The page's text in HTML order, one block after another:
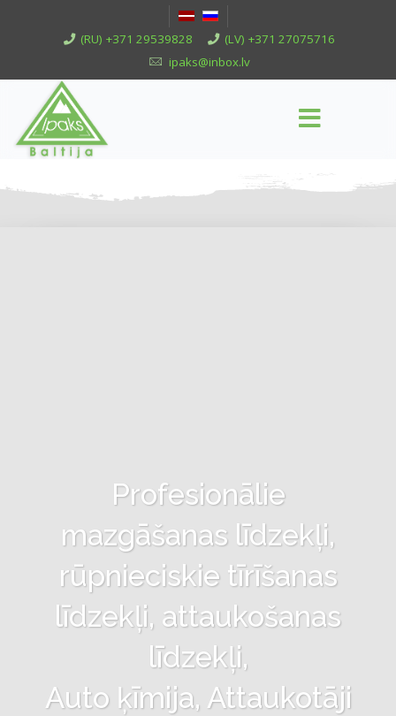
(RU) +371 29539828
(LV) +371 27075716
ipaks@inbox.lv
Profesionālie
mazgāšanas līdzekļi,
rūpnieciskie tīrīšanas
līdzekļi, attaukošanas
līdzekļi,
Auto ķīmija, Attaukotāji